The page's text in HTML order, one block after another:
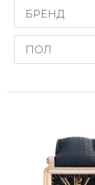
БРЕНД
ПОЛ